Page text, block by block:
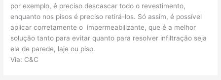
por exemplo, é preciso descascar todo o revestimento,
enquanto nos pisos é preciso retirá-los. Só assim, é possível
aplicar corretamente o impermeabilizante, que é a melhor
solução tanto para evitar quanto para resolver infiltração seja
ela de parede, laje ou piso.
Via: C&C